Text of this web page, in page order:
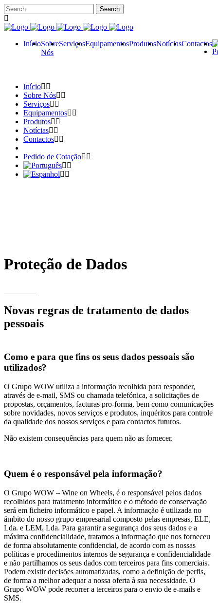
InícioSobre
Nós
ServiçosEquipamentosProdutosNotíciasContactos
Início
Sobre Nós
Serviços
Equipamentos
Produtos
Notícias
Contactos
Pedido de Cotação
Proteção de Dados
Novas regras de tratamento de dados
pessoais
Como e para que fins os seus dados pessoais são
utilizados?
O Grupo WOW utiliza a informação recolhida para responder,
através de e-mail, SMS ou chamada telefónica, a solicitações de
propostas, orçamentos, facturas pro-forma, bem como comunicações
sobre novidades, novos serviços e produtos, inquéritos para controle
da qualidade dos nossos serviços e para contactos futuros.
Não existem consequências para quem não as fornecer.
Quem é o responsável pela informação?
O Grupo WOW – Wine on Wheels, é o responsável pelos dados
recolhidos para tratamento informático e o método de conservação
será em ficheiro informático e papel. A informação é utilizada no
âmbito do nosso grupo empresarial composto pelas empresas, ELE,
Lda. e LEM, Lda. Para garantir a segurança dos seus dados e a
máxima confidencialidade, tratamos a informação que nos forneceu
de forma absolutamente confidencial, de acordo com as nossas
políticas e procedimentos internos de segurança e confidencialidade
e não partilhamos os seus dados com terceiros para fins comerciais.
Podem existir decisões automatizadas, como a definição de perfis,
de forma a melhor adequar a nossa oferta à sua necessidade. O
Grupo WOW pode recorrer a terceiros para o envio de e-mails e
SMS.